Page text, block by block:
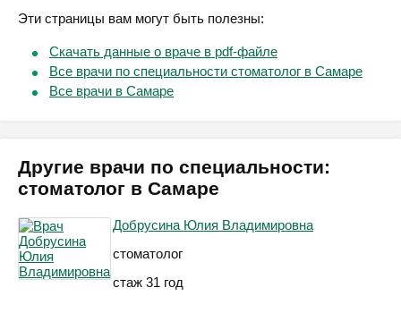
Эти страницы вам могут быть полезны:
Скачать данные о враче в pdf-файле
Все врачи по специальности стоматолог в Самаре
Все врачи в Самаре
Другие врачи по специальности:
стоматолог в Самаре
Добрусина Юлия Владимировна
стоматолог
стаж 31 год